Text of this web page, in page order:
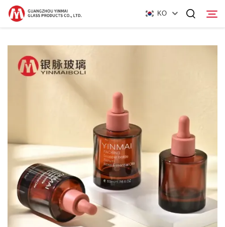
KO
홈페이지